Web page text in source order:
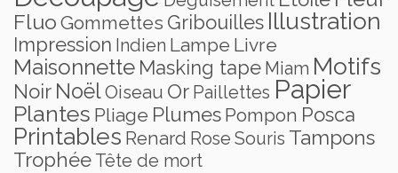
Fluo Gommettes Gribouilles Illustration
Impression Indien Lampe Livre
Maisonnette Masking tape Miam Motifs
Noir NoëlOiseau Or Paillettes Papier
Plantes Pliage Plumes Pompon Posca
Printables Renard Rose Souris Tampons
Trophée Tête de mort